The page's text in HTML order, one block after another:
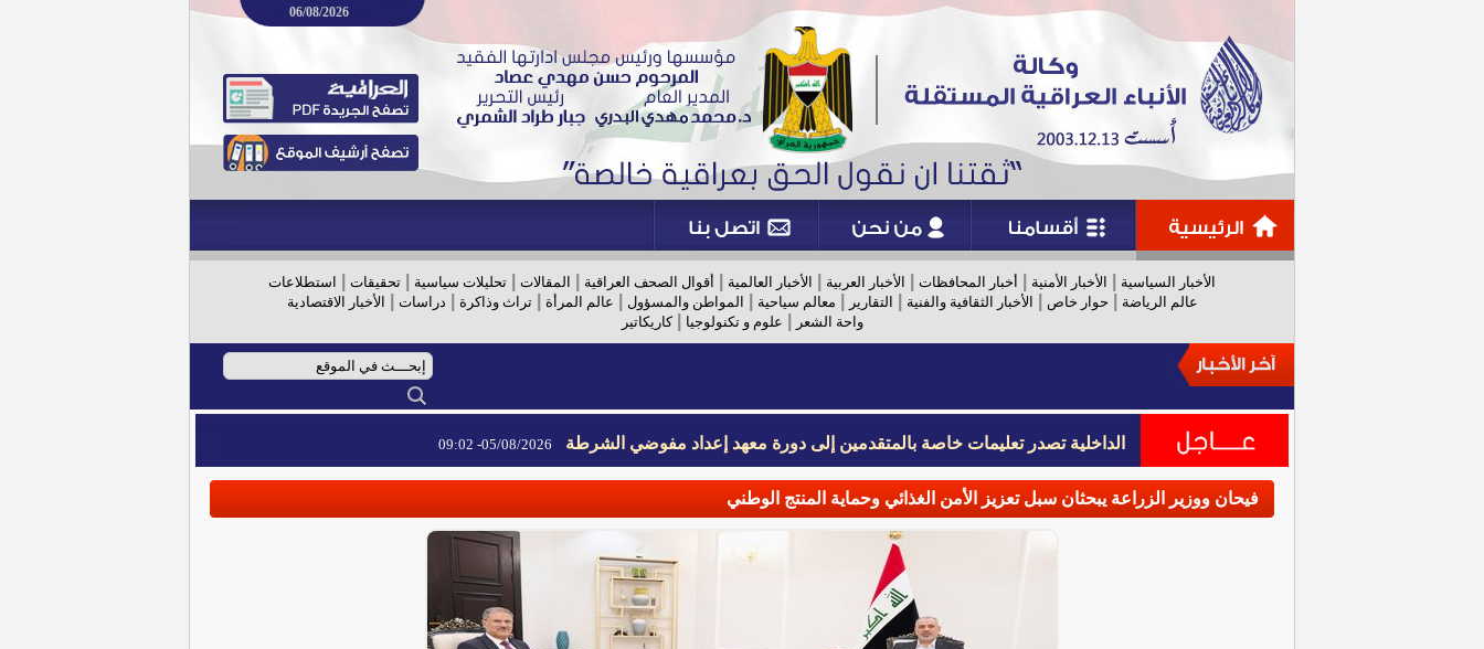
06/08/2026
الأخبار السياسية الأخبار الأمنية أخبار المحافظات الأخبار العربية الأخبار العالمية أقوال الصحف العراقية المقالات تحليلات سياسية تحقيقات
استطلاعات
عالم الرياضة
حوار خاص الأخبار الثقافية والفنية التقارير معالم سياحية المواطن والمسؤول عالم المرأة |تراث وذاكرة دراسات
الأخبار الاقتصادية
واحة الشعر
علوم و تكنولوجيا |كاريكاتير
الداخلية تصدر تعليمات خاصة بالمتقدمين إلى دورة معهد إعداد مفوضي الشرطة 05/08/2026- 09:02
الداخلية تصدر تعليمات خاصة بالمتقدمين إلى دورة معهد إعداد مفوضي الشرطة 05/08/2026- 09:02
فيحان ووزير الزراعة يبحثان سبل تعزيز الأمن الغذائي وحماية المنتج الوطني